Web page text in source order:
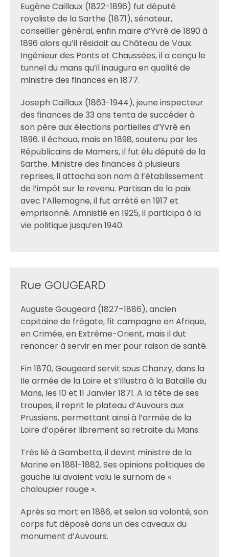
Eugène Caillaux (1822-1896) fut député
royaliste de la Sarthe (1871), sénateur,
conseiller général, enfin maire d’Yvré de 1890 à
1896 alors qu’il résidait au Château de Vaux.
Ingénieur des Ponts et Chaussées, il a conçu le
tunnel du mans qu’il inaugura en qualité de
ministre des finances en 1877.
Joseph Caillaux (1863-1944), jeune inspecteur
des finances de 33 ans tenta de succéder à
son père aux élections partielles d’Yvré en
1896. Il échoua, mais en 1898, soutenu par les
Républicains de Mamers, il fut élu député de la
Sarthe. Ministre des finances à plusieurs
reprises, il attacha son nom à l’établissement
de l’impôt sur le revenu. Partisan de la paix
avec l’Allemagne, il fut arrêté en 1917 et
emprisonné. Amnistié en 1925, il participa à la
vie politique jusqu’en 1940.
Rue GOUGEARD
Auguste Gougeard (1827–1886), ancien
capitaine de frégate, fit campagne en Afrique,
en Crimée, en Extrême-Orient, mais il dut
renoncer à servir en mer pour raison de santé.
Fin 1870, Gougeard servit sous Chanzy, dans la
IIe armée de la Loire et s’illustra à la Bataille du
Mans, les 10 et 11 Janvier 1871. A la tête de ses
troupes, il reprit le plateau d’Auvours aux
Prussiens, permettant ainsi à l’armée de la
Loire d’opérer librement sa retraite du Mans.
Très lié à Gambetta, il devint ministre de la
Marine en 1881-1882. Ses opinions politiques de
gauche lui avaient valu le surnom de «
chaloupier rouge ».
Après sa mort en 1886, et selon sa volonté, son
corps fut déposé dans un des caveaux du
monument d’Auvours.